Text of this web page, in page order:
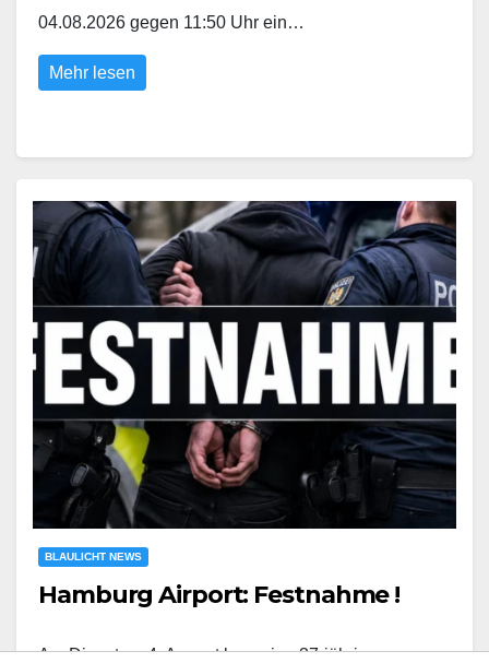
04.08.2026 gegen 11:50 Uhr ein…
Mehr lesen
BLAULICHT NEWS
Hamburg Airport: Festnahme !
Am Dienstag, 4. August kam eine 37-jährige